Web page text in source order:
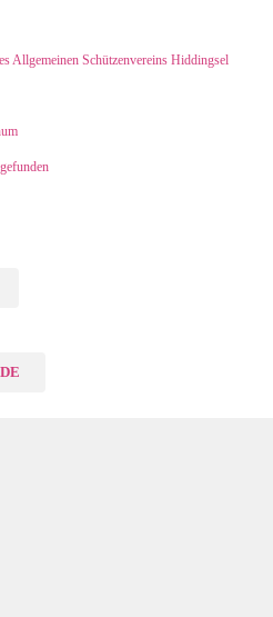
Allgemeinen Schützenvereins Hiddingsel